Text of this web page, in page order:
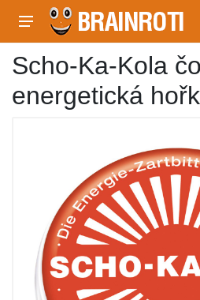
Scho-Ka-Kola
energetická